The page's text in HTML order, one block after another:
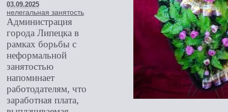
03.09.2025
нелегальная занятость
Администрация
города Липецка в
рамках борьбы с
неформальной
занятостью
напоминает
работодателям, что
заработная плата,